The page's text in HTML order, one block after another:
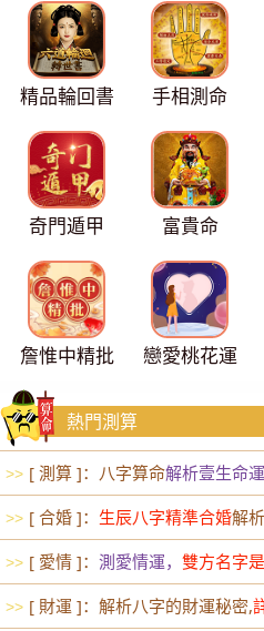
精品輪回書 手相測命
奇門遁甲 富貴命
詹惟中精批 戀愛桃花運
熱門測算
>> [ 測算 ]：八字算命解析壹生命
>> [ 合婚 ]： 生辰八字精準合婚解
>> [ 愛情 ]： 測愛情運， 雙方名字
>> [ 財運 ]：解析八字的財運秘密,